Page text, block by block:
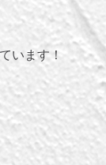
います！